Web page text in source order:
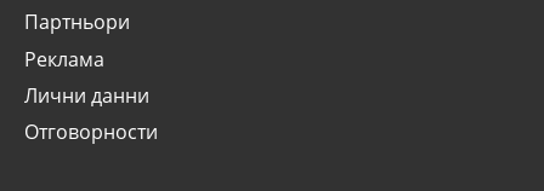
Партньори
Реклама
Лични данни
Отговорности